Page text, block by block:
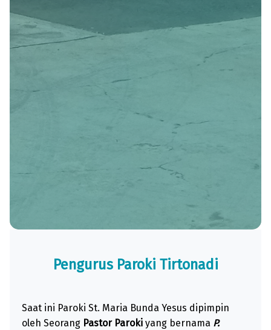
Pengurus Paroki Tirtonadi
Saat ini Paroki St. Maria Bunda Yesus dipimpin
oleh Seorang Pastor Paroki yang bernama P.